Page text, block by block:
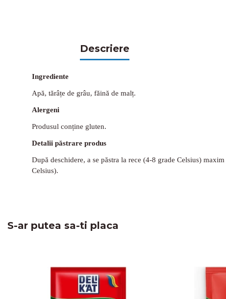
Descriere
Ingrediente
Apă, tărâțe de grâu, făină de malț.
Alergeni
Produsul conține gluten.
Detalii păstrare produs
După deschidere, a se păstra la rece (4-8 grade Celsius)
Celsius).
S-ar putea sa-ti placa